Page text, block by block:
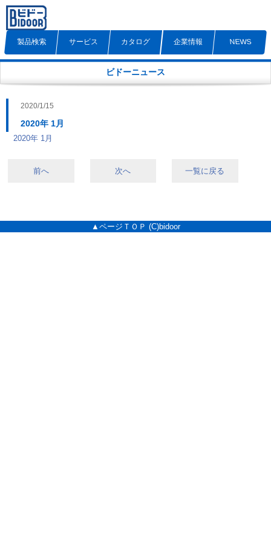
製品検索 サービス カタログ 企業情報 NEWS
ビドーニュース
2020/1/15
2020年 1月
2020年 1月
前へ 次へ 一覧に戻る
▲ページＴＯＰ (C)bidoor